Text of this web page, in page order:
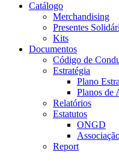
Catálogo
Merchandising
Presentes
Kits
Documentos
Código de
Estratégia
Plano
Planos de
Relatórios
Estatutos
ONGD
Report